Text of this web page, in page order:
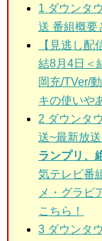
1 ダウンタ
送 番組概要
【見逃し
結8月4日＜
岡充/TVer/
キの使いや
2 ダウンタ
送~最新放送
ランプリ、
気テレビ番
メ・グラビ
こちら！
3 ダウンタ